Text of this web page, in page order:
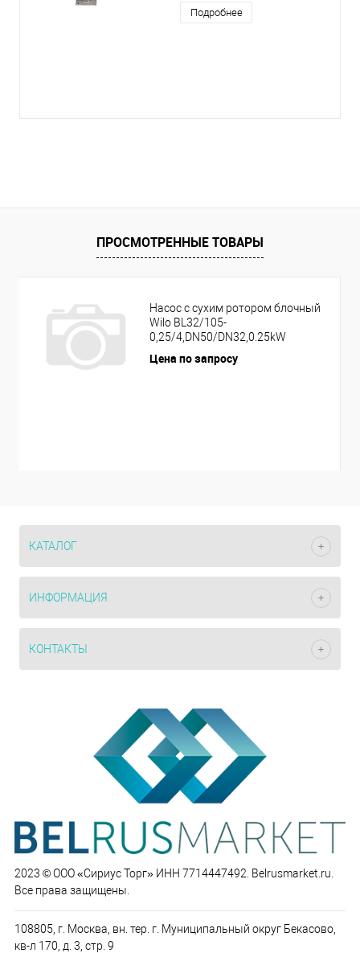
Подробнее
ПРОСМОТРЕННЫЕ ТОВАРЫ
Насос с сухим ротором блочный
Wilo BL32/105-
0,25/4,DN50/DN32,0.25kW
Цена по запросу
КАТАЛОГ
ИНФОРМАЦИЯ
КОНТАКТЫ
2023 © ООО «Сириус Торг» ИНН 7714447492. Belrusmarket.ru.
Все права защищены.
108805, г. Москва, вн. тер. г. Муниципальный округ Бекасово,
кв-л 170, д. 3, стр. 9